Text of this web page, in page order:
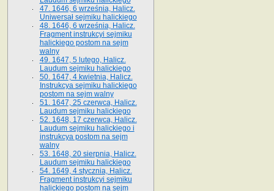
47. 1646, 6 września, Halicz.
Uniwersał sejmiku halickiego
48. 1646, 6 września, Halicz.
Fragment instrukcyi sejmiku
halickiego postom na sejm
walny
49. 1647, 5 lutego, Halicz.
Laudum sejmiku halickiego
50. 1647, 4 kwietnia, Halicz.
Instrukcya sejmiku halickiego
postom na sejm walny
51. 1647, 25 czerwca, Halicz.
Laudum sejmiku halickiego
52. 1648, 17 czerwca, Halicz.
Laudum sejmiku halickiego i
instrukcya postom na sejm
walny
53. 1648, 20 sierpnia, Halicz.
Laudum sejmiku halickiego
54. 1649, 4 stycznia, Halicz.
Fragment instrukcyi sejmiku
halickiego postom na sejm